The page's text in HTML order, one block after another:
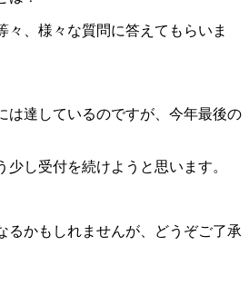
々
、様々な質問に答えてもらいま
達しているのですが、今年最後の
し受付を続けようと思います。
かもしれませんが、どうぞご了承